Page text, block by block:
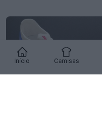
Início Camisas